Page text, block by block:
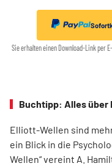
Sie erhalten einen Download-Link per
Buchtipp: Alles über
Elliott-Wellen sind
ein Blick in die
Wellen“ vereint A.